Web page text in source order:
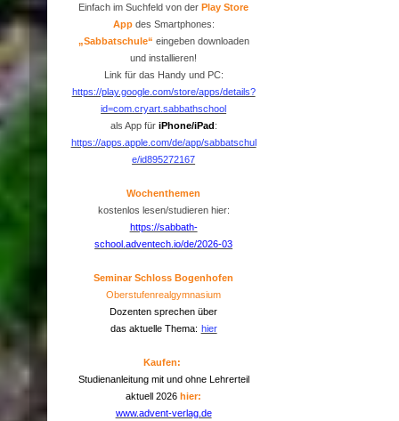
Einfach im Suchfeld von derPlay Store
Appdes Smartphones:
„Sabbatschule“ eingeben downloaden
und installieren!
Link für das Handy und PC:
https://play.google.com/store/apps/details?
id=com.cryart.sabbathschool
als App für iPhone/iPad:
https://apps.apple.com/de/app/sabbatschul
e/id895272167
Wochenthemen
kostenlos lesen/studieren hier:
https://sabbath-
school.adventech.io/de/2026-03
Seminar Schloss Bogenhofen
Oberstufenrealgymnasium
Dozenten sprechen über
das aktuelle Thema: hier
Kaufen:
Studienanleitung mit und ohne Lehrerteil
aktuell 2026 hier:
www.advent-verlag.de